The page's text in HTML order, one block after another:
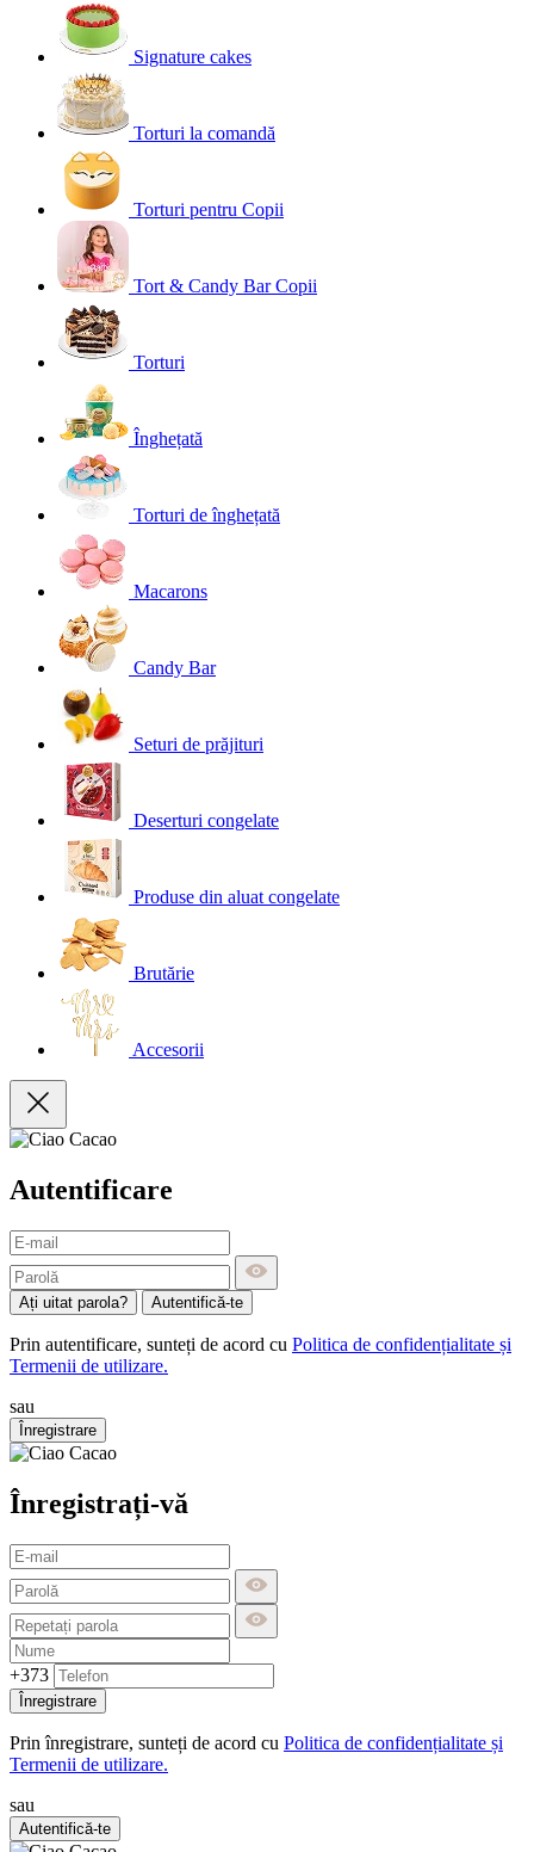
Signature cakes
Torturi la comandă
Torturi pentru Copii
Tort & Candy Bar Copii
Torturi
Înghețată
Torturi de înghețată
Macarons
Candy Bar
Seturi de prăjituri
Deserturi congelate
Produse din aluat congelate
Brutărie
Accesorii
Autentificare
Ați uitat parola? Autentifică-te
Prin autentificare, sunteți de acord cu Politica de confidențialitate și
Termenii de utilizare.
sau
Înregistrare
Înregistrați-vă
+373
Înregistrare
Prin înregistrare, sunteți de acord cu Politica de confidențialitate și
Termenii de utilizare.
sau
Autentifică-te